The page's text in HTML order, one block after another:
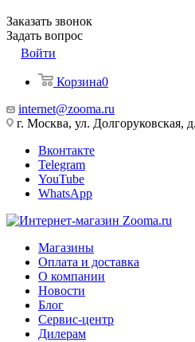
Заказать звонок
Задать вопрос
Войти
Корзина0
internet@zooma.ru
г. Москва, ул. Долгоруковская,
Вконтакте
Telegram
YouTube
WhatsApp
Магазины
Оплата и доставка
О компании
Новости
Блог
Сервис-центр
Дилерам